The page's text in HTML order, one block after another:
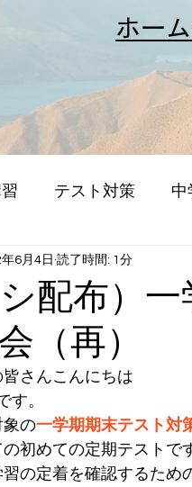
ホー
テスト対策 中
シ配布）
（再）
6月4日 読了時間: 1分
さんこんにちは
す。
象の一学期期末テスト対
初めての定期テストで
の定着を確認するため